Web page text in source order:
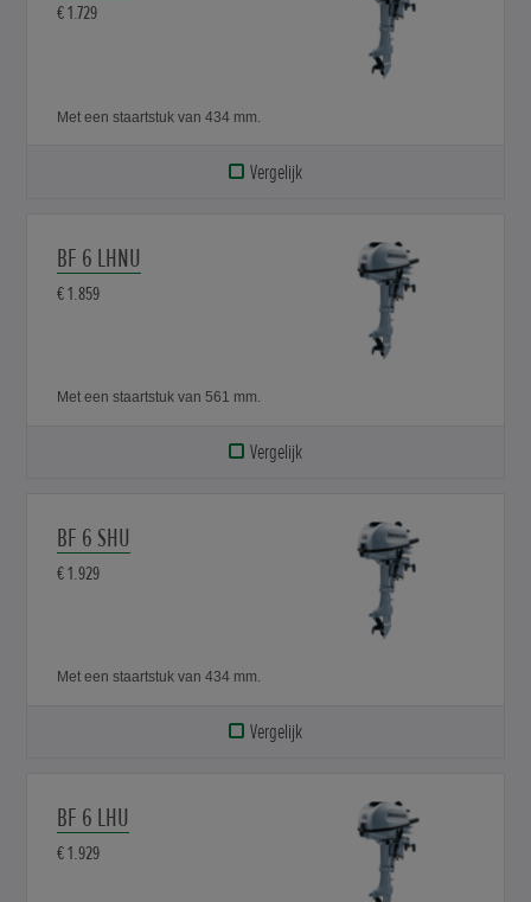
€ 1.729
Met een staartstuk van 434 mm.
Vergelijk
BF 6 LHNU
€ 1.859
Met een staartstuk van 561 mm.
Vergelijk
BF 6 SHU
€ 1.929
Met een staartstuk van 434 mm.
Vergelijk
BF 6 LHU
€ 1.929